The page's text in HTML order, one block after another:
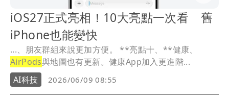
iOS27正式亮相！10大亮點一次看 舊
iPhone也能變快
...、朋友群組來說更加方便。 **亮點十、**健康、
AirPods與地圖也有更新。健康App加入更進階...
AI科技
2026/06/09 08:55